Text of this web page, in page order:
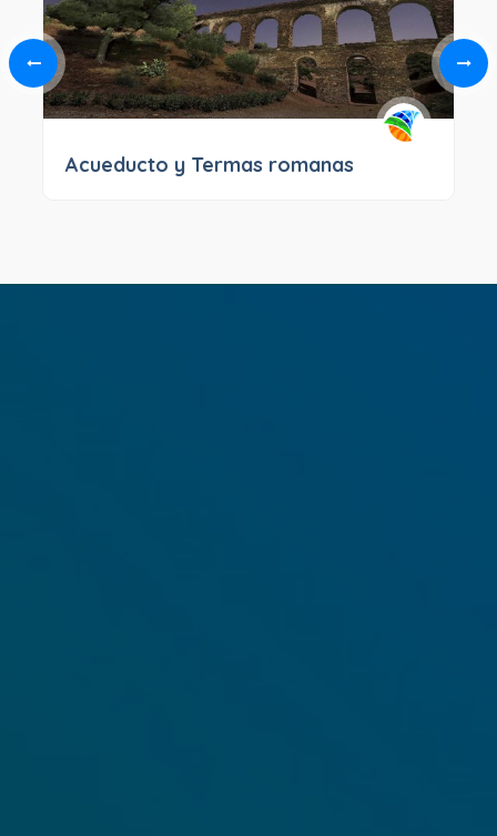
Acueducto y Termas romanas